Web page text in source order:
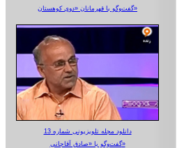
گفت‌وگو با قهرمانان «دوی کوهستان»
دانلود مجله تلویزیونی شماره 13
گفت‌وگو با «صادق آقاجانی»